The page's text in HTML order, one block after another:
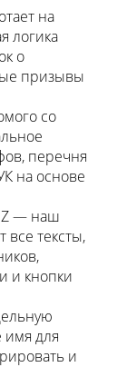
на
логика
о
призывы
со
перечня
на основе
— наш
все тексты,
и кнопки
имя для
и